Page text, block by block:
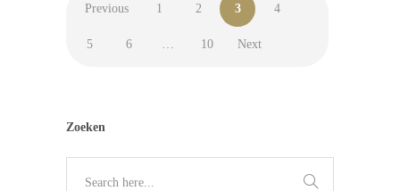
Previous 1 2 3 4
5 6 10 Next
Zoeken